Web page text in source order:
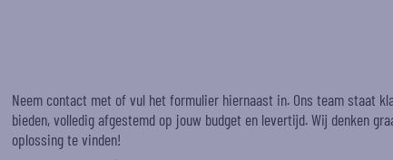
Neem contact met of vul het formulier hiernaast in. Ons team staat
bieden, volledig afgestemd op jouw budget en levertijd. Wij denken
oplossing te vinden!